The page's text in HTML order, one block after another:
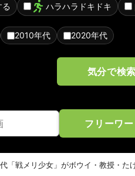
る ハラハラドキドキ
2010年代 2020年代
気分で検
フリーワ
「戦メリ少女」がボウイ・教授・た